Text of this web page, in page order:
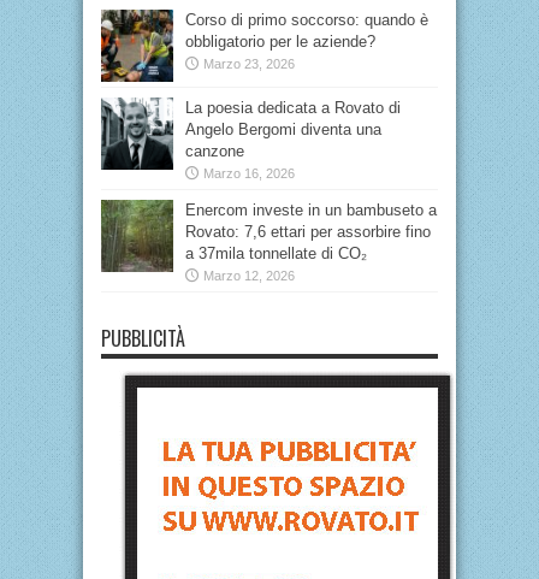
Corso di primo soccorso: quando è
obbligatorio per le aziende?
Marzo 23, 2026
La poesia dedicata a Rovato di
Angelo Bergomi diventa una
canzone
Marzo 16, 2026
Enercom investe in un bambuseto a
Rovato: 7,6 ettari per assorbire fino
a 37mila tonnellate di CO₂
Marzo 12, 2026
PUBBLICITÀ